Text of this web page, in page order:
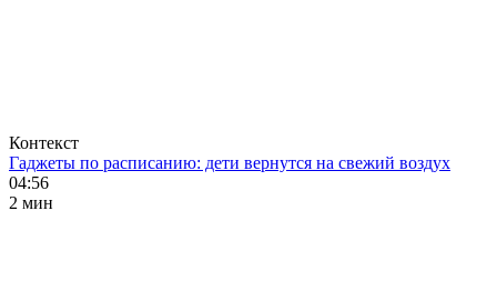
Контекст
Гаджеты по расписанию: дети вернутся на свежий воздух
04:56
2 мин